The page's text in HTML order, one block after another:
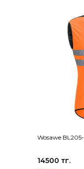
Wosawe
14500 тг.